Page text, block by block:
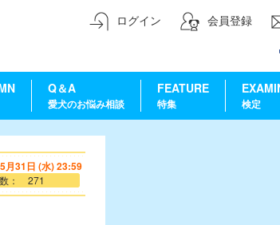
ログイン 会員登録
Q＆A
愛犬のお悩み相談
FEATURE
特集 検定
月31日 (水) 23:59
数： 271